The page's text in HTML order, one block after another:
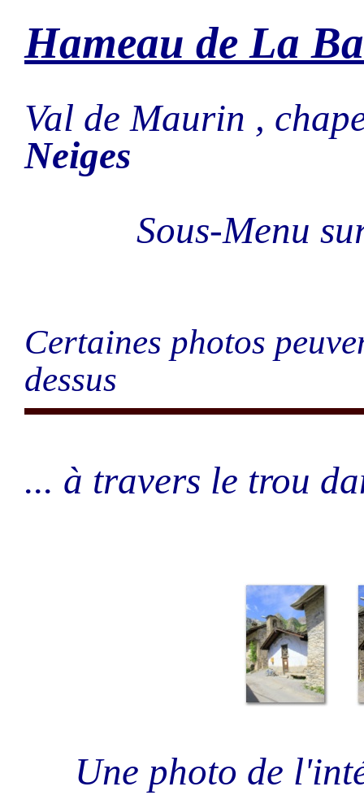
Hameau de La
Val de Maurin ,
Neiges
Sous-Menu
Certaines photos
dessus
... à travers le trou
Une photo de